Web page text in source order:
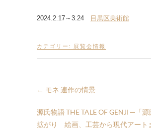
2024.2.17～3.24 目黒区美術館
カテゴリー: 展覧会情報
← モネ 連作の情景
源氏物語 THE TALE OF GENJI ─「
拡がり 絵画、工芸から現代アート